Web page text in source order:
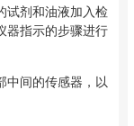
试剂和油液加入检
器指示的步骤进行
中间的传感器，以